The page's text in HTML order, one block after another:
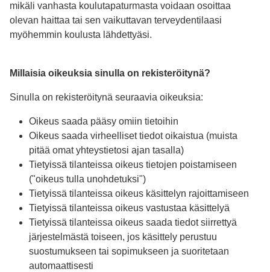
mikäli vanhasta koulutapaturmasta voidaan osoittaa
olevan haittaa tai sen vaikuttavan terveydentilaasi
myöhemmin koulusta lähdettyäsi.
Millaisia oikeuksia sinulla on rekisteröitynä?
Sinulla on rekisteröitynä seuraavia oikeuksia:
Oikeus saada pääsy omiin tietoihin
Oikeus saada virheelliset tiedot oikaistua (muista
pitää omat yhteystietosi ajan tasalla)
Tietyissä tilanteissa oikeus tietojen poistamiseen
("oikeus tulla unohdetuksi")
Tietyissä tilanteissa oikeus käsittelyn rajoittamiseen
Tietyissä tilanteissa oikeus vastustaa käsittelyä
Tietyissä tilanteissa oikeus saada tiedot siirrettyä
järjestelmästä toiseen, jos käsittely perustuu
suostumukseen tai sopimukseen ja suoritetaan
automaattisesti